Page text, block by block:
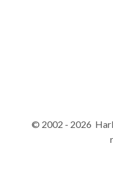
© 2002 - 2026